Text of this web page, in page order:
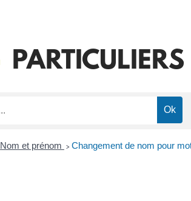
PARTICULIERS
Nom et prénom > Changement de nom pour